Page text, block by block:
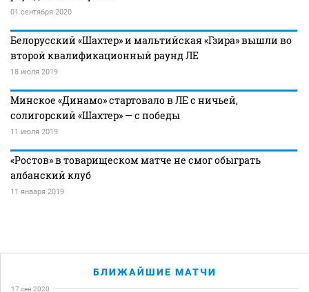
01 сентября 2020
Белорусский «Шахтер» и мальтийская «Гзира» вышли во
второй квалификационный раунд ЛЕ
18 июля 2019
Минское «Динамо» стартовало в ЛЕ с ничьей,
солигорский «Шахтер» — с победы
11 июля 2019
«Ростов» в товарищеском матче не смог обыграть
албанский клуб
11 января 2019
БЛИЖАЙШИЕ МАТЧИ
17 сен 2020